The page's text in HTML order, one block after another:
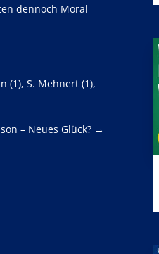
dennoch Moral
(1), S. Mehnert (1),
– Neues Glück? →